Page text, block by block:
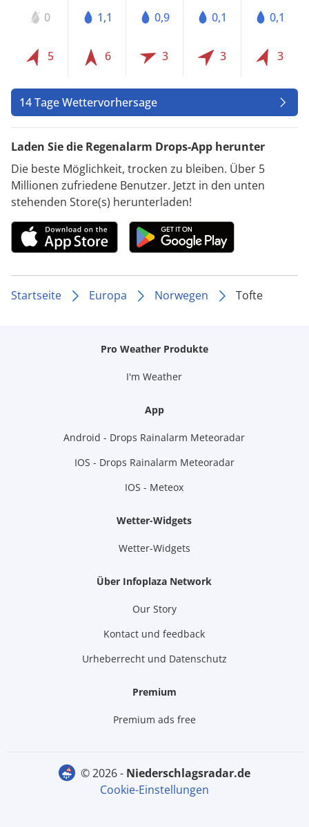
0
5
1,1
6
0,9
3
0,1
3
0,1
3
14 Tage Wettervorhersage
Laden Sie die Regenalarm Drops-App herunter
Die beste Möglichkeit, trocken zu bleiben. Über 5
Millionen zufriedene Benutzer. Jetzt in den unten
stehenden Store(s) herunterladen!
Startseite Europa Norwegen Tofte
Pro Weather Produkte
I'm Weather
App
Android - Drops Rainalarm Meteoradar
IOS - Drops Rainalarm Meteoradar
IOS - Meteox
Wetter-Widgets
Wetter-Widgets
Über Infoplaza Network
Our Story
Kontact und feedback
Urheberrecht und Datenschutz
Premium
Premium ads free
© 2026 -
niederschlagsradar.de
Cookie-Einstellungen